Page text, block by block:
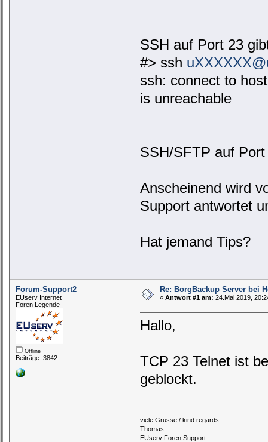
SSH auf Port 23
#> ssh
ssh: connect to
is unreachable
SSH/SFTP auf
Anscheinend wird
Support antwortet
Hat jemand Tips?
Forum-Support2
EUserv Internet
Foren Legende
Offline
Beiträge: 3842
Re: BorgBackup Server bei
« Antwort #1 am: 24.Mai 2019,
Hallo,
TCP 23 Telnet ist
geblockt.
viele Grüsse / kind regards
Thomas
EUserv Foren Support